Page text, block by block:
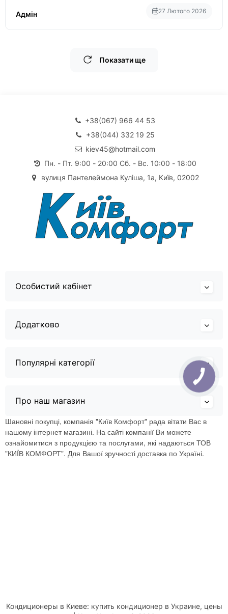
Адмін 27 Лютого 2026
Показати ще
+38(067) 966 44 53
+38(044) 332 19 25
kiev45@hotmail.com
Пн. - Пт. 9:00 - 20:00 Сб. - Вс. 10:00 - 18:00
вулиця Пантелеймона Куліша, 1а, Київ, 02002
Особистий кабінет
Додатково
Популярні категорії
Про наш магазин
Шановні покупці, компанія "Київ Комфорт" рада вітати Вас в
нашому інтернет магазині. На сайті компанії Ви можете
ознайомитися з продукцією та послугами, які надаються ТОВ
"КИЇВ КОМФОРТ". Для Вашої зручності доставка по Україні.
Кондиционеры в Киеве: купить кондиционер в Украине, цены